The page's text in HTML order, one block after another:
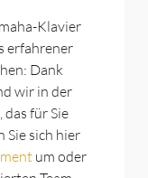
Klavier
erfahrener
Dank
wir in der
das für Sie
Sie sich hier
um oder